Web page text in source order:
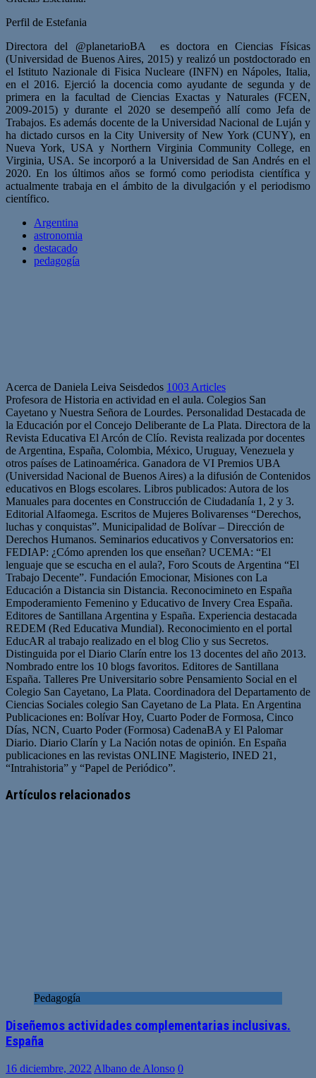
Perfil de Estefania
Directora del @planetarioBA es doctora en Ciencias Físicas
(Universidad de Buenos Aires, 2015) y realizó un postdoctorado en
el Istituto Nazionale di Fisica Nucleare (INFN) en Nápoles, Italia,
en el 2016. Ejerció la docencia como ayudante de segunda y de
primera en la facultad de Ciencias Exactas y Naturales (FCEN,
2009-2015) y durante el 2020 se desempeñó allí como Jefa de
Trabajos. Es además docente de la Universidad Nacional de Luján y
ha dictado cursos en la City University of New York (CUNY), en
Nueva York, USA y Northern Virginia Community College, en
Virginia, USA. Se incorporó a la Universidad de San Andrés en el
2020. En los últimos años se formó como periodista científica y
actualmente trabaja en el ámbito de la divulgación y el periodismo
científico.
Argentina
astronomia
destacado
pedagogía
Acerca de Daniela Leiva Seisdedos 1003 Articles
Profesora de Historia en actividad en el aula. Colegios San
Cayetano y Nuestra Señora de Lourdes. Personalidad Destacada de
la Educación por el Concejo Deliberante de La Plata. Directora de la
Revista Educativa El Arcón de Clío. Revista realizada por docentes
de Argentina, España, Colombia, México, Uruguay, Venezuela y
otros países de Latinoamérica. Ganadora de VI Premios UBA
(Universidad Nacional de Buenos Aires) a la difusión de Contenidos
educativos en Blogs escolares. Libros publicados: Autora de los
Manuales para docentes en Construcción de Ciudadanía 1, 2 y 3.
Editorial Alfaomega. Escritos de Mujeres Bolivarenses “Derechos,
luchas y conquistas”. Municipalidad de Bolívar – Dirección de
Derechos Humanos. Seminarios educativos y Conversatorios en:
FEDIAP: ¿Cómo aprenden los que enseñan? UCEMA: “El
lenguaje que se escucha en el aula?, Foro Scouts de Argentina “El
Trabajo Decente”. Fundación Emocionar, Misiones con La
Educación a Distancia sin Distancia. Reconocimineto en España
Empoderamiento Femenino y Educativo de Invery Crea España.
Editores de Santillana Argentina y España. Experiencia destacada
REDEM (Red Educativa Mundial). Reconocimiento en el portal
EducAR al trabajo realizado en el blog Clio y sus Secretos.
Distinguida por el Diario Clarín entre los 13 docentes del año 2013.
Nombrado entre los 10 blogs favoritos. Editores de Santillana
España. Talleres Pre Universitario sobre Pensamiento Social en el
Colegio San Cayetano, La Plata. Coordinadora del Departamento de
Ciencias Sociales colegio San Cayetano de La Plata. En Argentina
Publicaciones en: Bolívar Hoy, Cuarto Poder de Formosa, Cinco
Días, NCN, Cuarto Poder (Formosa) CadenaBA y El Palomar
Diario. Diario Clarín y La Nación notas de opinión. En España
publicaciones en las revistas ONLINE Magisterio, INED 21,
“Intrahistoria” y “Papel de Periódico”.
web
Artículos relacionados
Pedagogía
Diseñemos actividades complementarias inclusivas.
España
16 diciembre, 2022 Albano de Alonso 0